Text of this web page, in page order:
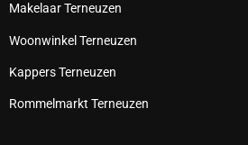
Makelaar Terneuzen
Woonwinkel Terneuzen
Kappers Terneuzen
Rommelmarkt Terneuzen